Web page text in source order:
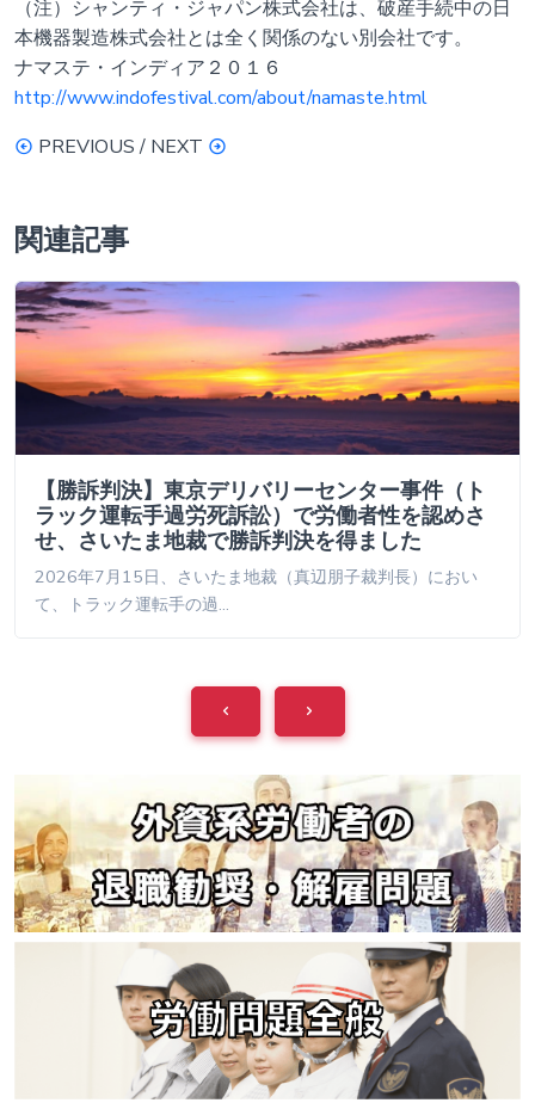
（注）シャンティ・ジャパン株式会社は、破産手続中の日
本機器製造株式会社とは全く関係のない別会社です。
ナマステ・インディア２０１６
http://www.indofestival.com/about/namaste.html
PREVIOUS / NEXT
関連記事
【勝訴判決】東京デリバリーセンター事件（ト
ラック運転手過労死訴訟）で労働者性を認めさ
せ、さいたま地裁で勝訴判決を得ました
2026年7月15日、さいたま地裁（真辺朋子裁判長）におい
て、トラック運転手の過…